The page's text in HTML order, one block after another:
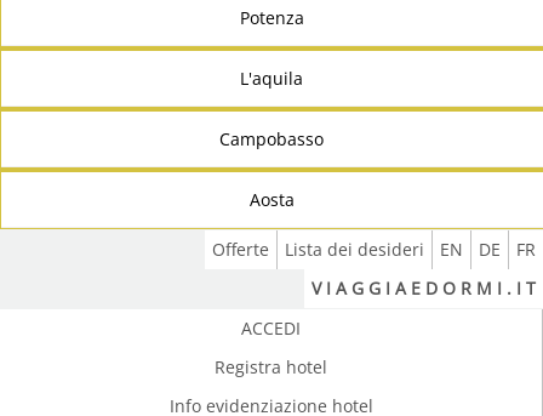
Potenza
L'aquila
Campobasso
Aosta
FR
DE
EN
Lista dei desideri
Offerte
V I A G G I A E D O R M I . I T
ACCEDI
Registra hotel
Info evidenziazione hotel